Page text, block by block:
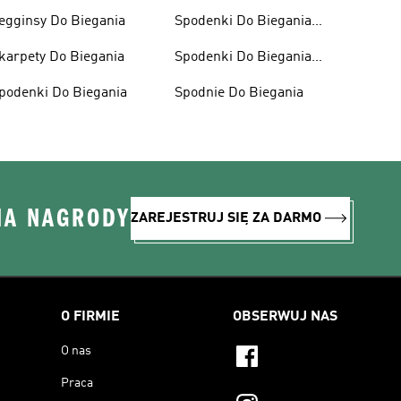
Do Biegania
Do Biegania
Do Biegania
Spodenki Do Biegania
Spodenki Do Biegania
Spodnie Do Biegania
NAGRODYZAREJESTRUJ SIĘ ZA DARMO
O FIRMIE
O nas
Praca
OBSERWUJ NAS